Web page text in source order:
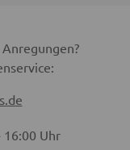
16:00 Uhr